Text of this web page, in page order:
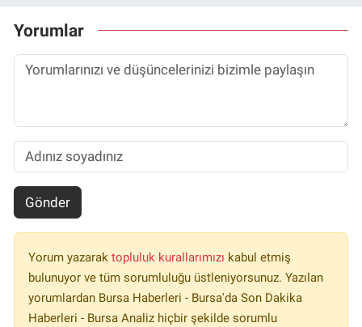
Yorumlar
Gönder
Yorum yazarak topluluk kurallarımızı kabul etmiş
bulunuyor ve tüm sorumluluğu üstleniyorsunuz. Yazılan
yorumlardan Bursa Haberleri - Bursa'da Son Dakika
Haberleri - Bursa Analiz hiçbir şekilde sorumlu